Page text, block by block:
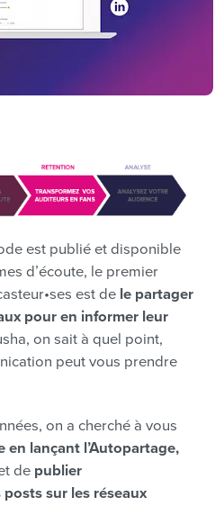
est publié et disponible
d’écoute, le premier
est de le partager
pour en informer leur
on sait à quel point,
peut vous prendre
on a cherché à vous
en lançant l’Autopartage,
de publier
sur les réseaux